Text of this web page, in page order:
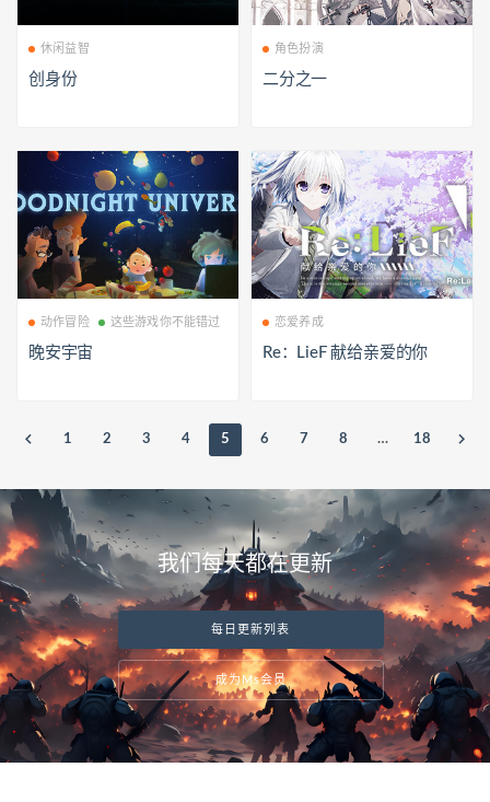
休闲益智
创身份
角色扮演
二分之一
动作冒险 这些游戏你不能错过
晚安宇宙
恋爱养成
Re：LieF 献给亲爱的你
1 2 3 4 5 6 7 8 … 18
我们每天都在更新
每日更新列表
成为Ms会员